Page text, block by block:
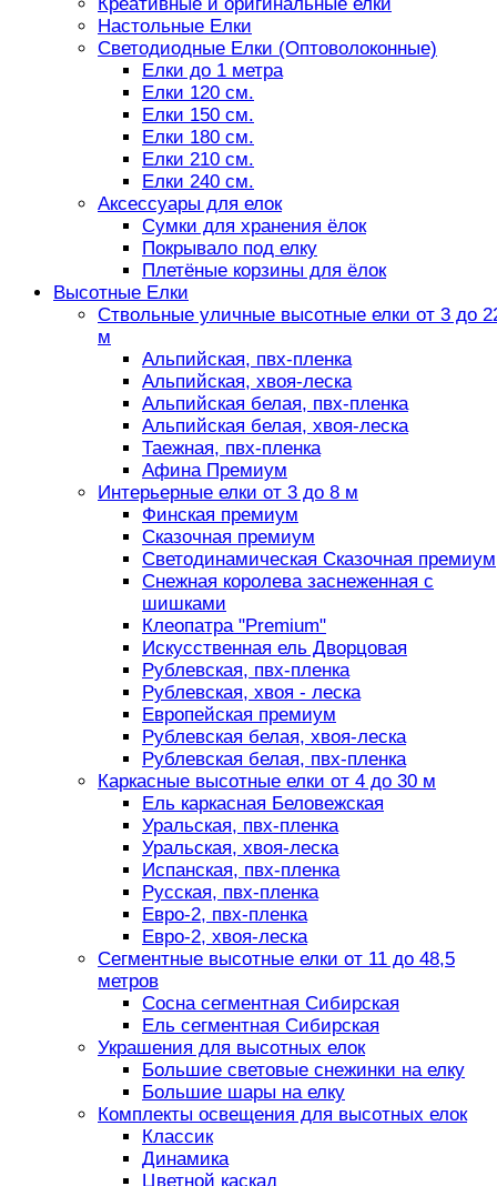
Настольные Елки
Светодиодные Елки (Оптоволоконные)
Елки до 1 метра
Елки 120 см.
Елки 150 см.
Елки 180 см.
Елки 210 см.
Елки 240 см.
Аксессуары для елок
Сумки для хранения ёлок
Покрывало под елку
Плетёные корзины для ёлок
Высотные Елки
Ствольные уличные высотные елки от 3 до
м
Альпийская, пвх-пленка
Альпийская, хвоя-леска
Альпийская белая, пвх-пленка
Альпийская белая, хвоя-леска
Таежная, пвх-пленка
Афина Премиум
Интерьерные елки от 3 до 8 м
Финская премиум
Сказочная премиум
Светодинамическая Сказочная премиум
Снежная королева заснеженная с
шишками
Клеопатра "Premium"
Искусственная ель Дворцовая
Рублевская, пвх-пленка
Рублевская, хвоя - леска
Европейская премиум
Рублевская белая, хвоя-леска
Рублевская белая, пвх-пленка
Каркасные высотные елки от 4 до 30 м
Ель каркасная Беловежская
Уральская, пвх-пленка
Уральская, хвоя-леска
Испанская, пвх-пленка
Русская, пвх-пленка
Евро-2, пвх-пленка
Евро-2, хвоя-леска
Сегментные высотные елки от 11 до 48,5
метров
Сосна сегментная Сибирская
Ель сегментная Сибирская
Украшения для высотных елок
Большие световые снежинки на елку
Большие шары на елку
Комплекты освещения для высотных елок
Классик
Динамика
Цветной каскад